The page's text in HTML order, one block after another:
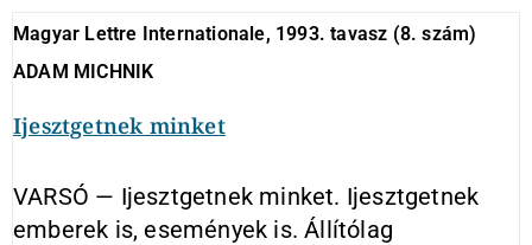
Magyar Lettre Internationale, 1993. tavasz (8. szám)
ADAM MICHNIK
Ijesztgetnek minket
VARSÓ — Ijesztgetnek minket. Ijesztgetnek
emberek is, események is. Állítólag